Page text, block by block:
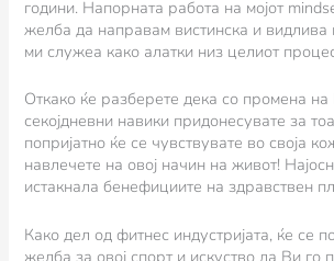
години. Напорната работа на мојот
желба да направам вистинска и видлива
ми служеа како алатки низ целиот
Откако ќе разберете дека со промена
секојдневни навики придонесувате за
попријатно ќе се чувствувате во своја
навлечете на овој начин на живот!
истакнала бенефициите на здравствен
Како дел од фитнес индустријата, ќе се
желба за овој спорт и искуство да Ви го